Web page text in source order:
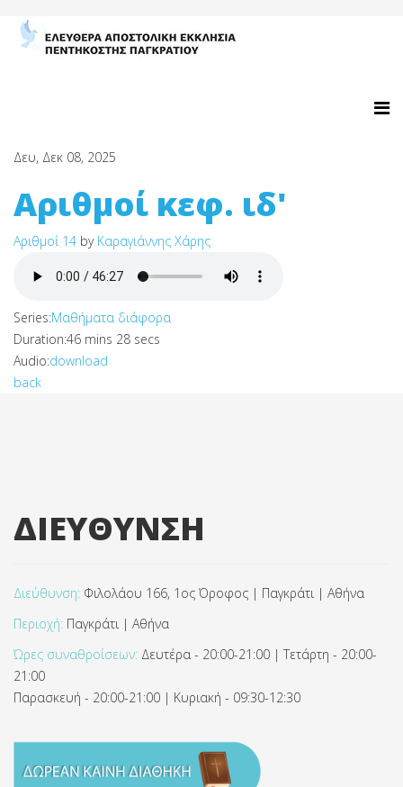
Δευ, Δεκ 08, 2025
Αριθμοί κεφ. ιδ'
Αριθμοί 14 by Καραγιάννης Χάρης
Series:Μαθήματα διάφορα
Duration:46 mins 28 secs
Audio:download
back
ΔΙΕΥΘΥΝΣΗ
Διεύθυνση: Φιλολάου 166, 1ος Όροφος | Παγκράτι | Αθήνα
Περιοχή: Παγκράτι | Αθήνα
Ώρες συναθροίσεων: Δευτέρα - 20:00-21:00 | Τετάρτη - 20:00-
21:00
Παρασκευή - 20:00-21:00 | Κυριακή - 09:30-12:30